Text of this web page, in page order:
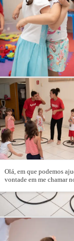
Olá, em que podemos
vontade em me chamar